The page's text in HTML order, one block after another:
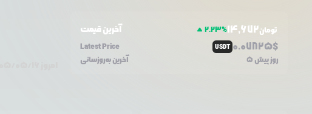
آخرین قیمت 2.23%14,672تومان
Latest Price
USDT 0.07825$
آخرین به‌روزسانی 5 روز پیش